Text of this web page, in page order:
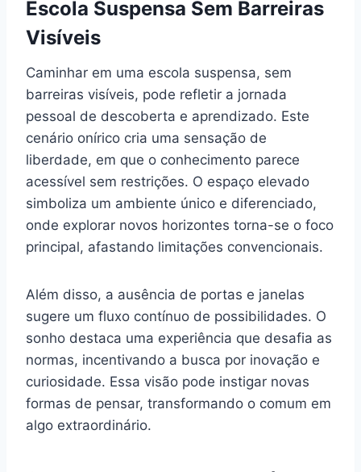
Escola Suspensa Sem Barreiras
Visíveis
Caminhar em uma escola suspensa, sem
barreiras visíveis, pode refletir a jornada
pessoal de descoberta e aprendizado. Este
cenário onírico cria uma sensação de
liberdade, em que o conhecimento parece
acessível sem restrições. O espaço elevado
simboliza um ambiente único e diferenciado,
onde explorar novos horizontes torna-se o foco
principal, afastando limitações convencionais.
Além disso, a ausência de portas e janelas
sugere um fluxo contínuo de possibilidades. O
sonho destaca uma experiência que desafia as
normas, incentivando a busca por inovação e
curiosidade. Essa visão pode instigar novas
formas de pensar, transformando o comum em
algo extraordinário.